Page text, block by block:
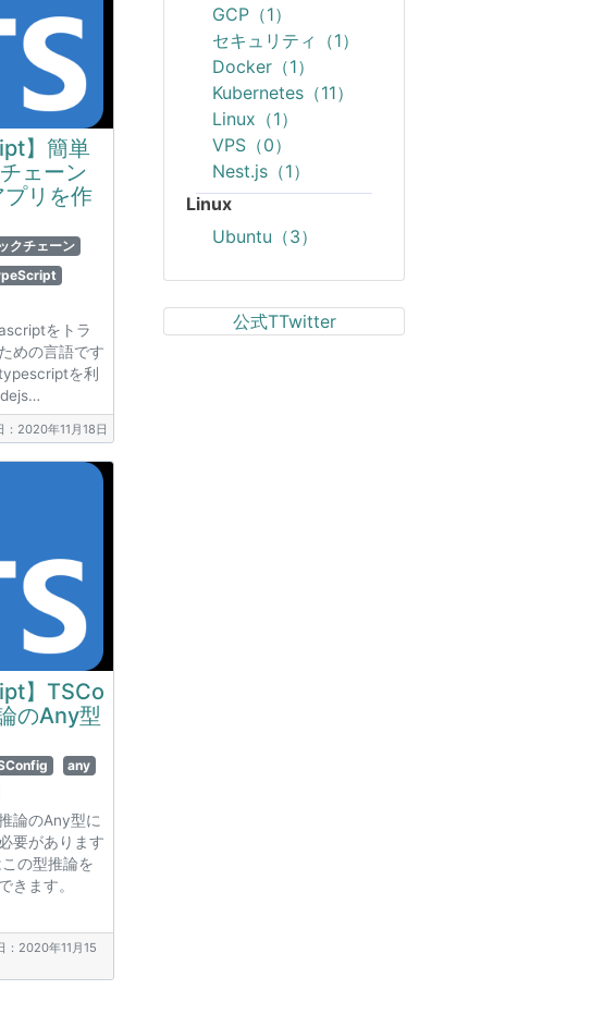
】簡単
ェーン
リを作
クチェーン
をトラ
めの言語です
を利
：2020年11月18日
】TSCo
のAny型
any
論のAny型に
要があります
の型推論を
きます。
：2020年11月15
GCP（1）
セキュリティ（1）
Docker（1）
Kubernetes（11）
Linux（1）
VPS（0）
Nest.js（1）
Linux
Ubuntu（3）
公式TTwitter